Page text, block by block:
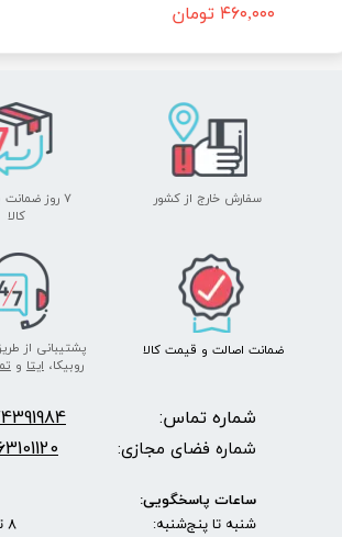
۴۶۰,۰۰۰ تومان
پشتیبانی از
روبیکا،ایتا و
سفارش خارج از کشور
۷ روز ضمانت بازگشت
​​​​​​​کالا
ضمانت اصالت و قیمت​​​​​​​ کالا ​​​​​​​
شماره تماس:
شماره فضای مجازی:
ساعات پاسخگویی:
شنبه تا پنج‌شنبه: 8 تا 17